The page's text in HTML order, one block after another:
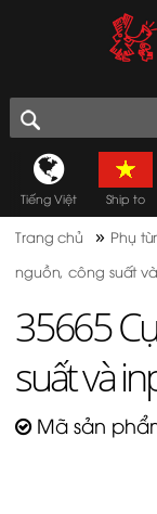
Tiếng Việt Ship to
Trang chủ » Phụ
nguồn, công suất và
35665
suất và
Mã sản